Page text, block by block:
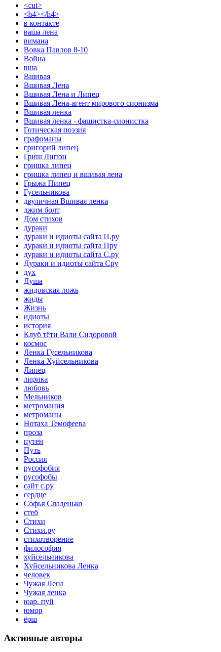
<cut>
<h4></h4>
в контакте
ваша лена
вимана
Вовка Павлов 8-10
Война
вша
Вшивая
Вшивая Лена
Вшивая Лена и Липец
Вшивая Лена-агент мирового сионизма
Вшивая ленка
Вшивая ленка - фашистка-сионистка
Готическая поэзия
графоманы
григорий липец
Гриш Липоц
гришка липец
гришка липец и вшивая лена
Грыжа Пипец
Гусельникова
двуличная Вшивая ленка
джим болт
Дом стихов
дураки
дураки и идиоты сайта П.ру
дураки и идиоты сайта Пру
дураки и идиоты сайта С.ру
Дураки и идиоты сайта Сру
дух
Душа
жидовская ложь
жиды
Жизнь
идиоты
история
Клуб тёти Вали Сидоровой
космос
Ленка Гусельникова
Ленка Хуйсельникова
Липец
лирика
любовь
Мельников
метромания
метроманы
Нотаха Темофеева
проза
путен
Путь
Россия
русофобия
русофобы
сайт с.ру
сердце
Софья Сладенько
стеб
Стихи
Стихи.ру
стихотворение
философия
хуйсельникова
Хуйсельникова Ленка
человек
Чужая Лена
Чужая ленка
юар. пуй
юмор
ёрш
Активные авторы